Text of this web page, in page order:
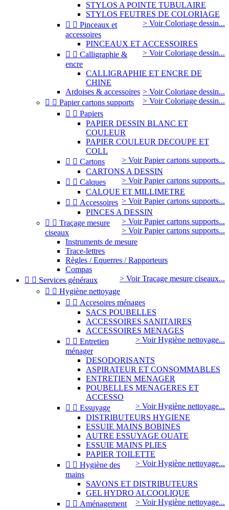
STYLOS A POINTE TUBULAIRE
STYLOS FEUTRES DE COLORIAGE
> Voir Coloriage dessin...
  Pinceaux et
accessoires
PINCEAUX ET ACCESSOIRES
> Voir Coloriage dessin...
  Calligraphie &
encre
CALLIGRAPHIE ET ENCRE DE
CHINE
> Voir Coloriage dessin...
Ardoises & accessoires
> Voir Coloriage dessin...
  Papier cartons supports
  Papiers
PAPIER DESSIN BLANC ET
COULEUR
PAPIER COULEUR DECOUPE ET
COLL
> Voir Papier cartons supports...
  Cartons
CARTONS A DESSIN
> Voir Papier cartons supports...
  Calques
CALQUE ET MILLIMETRE
> Voir Papier cartons supports...
  Accessoires
PINCES A DESSIN
> Voir Papier cartons supports...
> Voir Papier cartons supports...
  Traçage mesure
ciseaux
Instruments de mesure
Trace-lettres
Règles / Equerres / Rapporteurs
Compas
> Voir Traçage mesure ciseaux...
  Services généraux
  Hygiène nettoyage
  Accesoires ménages
SACS POUBELLES
ACCESSOIRES SANITAIRES
ACCESSOIRES MENAGES
> Voir Hygiène nettoyage...
  Entretien
ménager
DESODORISANTS
ASPIRATEUR ET CONSOMMABLES
ENTRETIEN MENAGER
POUBELLES MENAGERES ET
ACCESSO
> Voir Hygiène nettoyage...
  Essuyage
DISTRIBUTEURS HYGIENE
ESSUIE MAINS BOBINES
AUTRE ESSUYAGE OUATE
ESSUIE MAINS PLIES
PAPIER TOILETTE
> Voir Hygiène nettoyage...
  Hygiène des
mains
SAVONS ET DISTRIBUTEURS
GEL HYDRO ALCOOLIQUE
> Voir Hygiène nettoyage...
  Aménagement